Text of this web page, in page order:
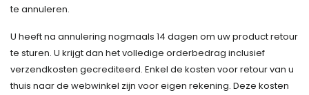
te annuleren.
U heeft na annulering nogmaals 14 dagen om uw product retour
te sturen. U krijgt dan het volledige orderbedrag inclusief
verzendkosten gecrediteerd. Enkel de kosten voor retour van u
thuis naar de webwinkel zijn voor eigen rekening. Deze kosten